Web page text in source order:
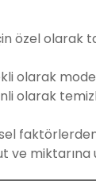
özel olarak
olarak
olarak
ve